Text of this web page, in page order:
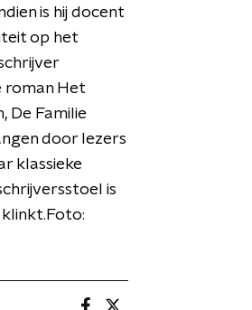
is hij docent
op het
roman Het
De Familie
door lezers
klassieke
is